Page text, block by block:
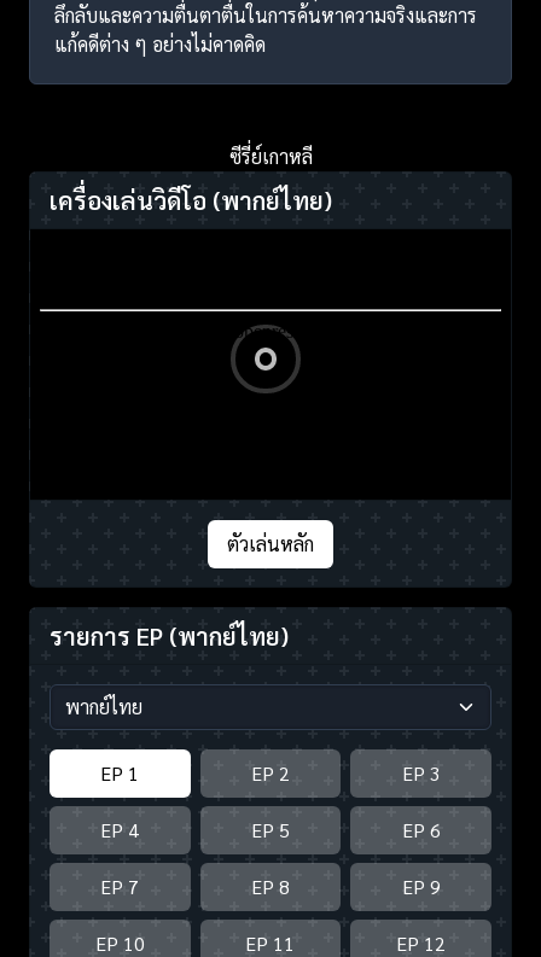
ลึกลับและความตื่นตาตื่นในการค้นหาความจริงและการ
แก้คดีต่าง ๆ อย่างไม่คาดคิด
ซีรี่ย์เกาหลี
เครื่องเล่นวิดีโอ (พากย์ไทย)
ตัวเล่นหลัก
รายการ EP (พากย์ไทย)
EP 1 EP 2 EP 3
EP 4 EP 5 EP 6
EP 7 EP 8 EP 9
EP 10 EP 11 EP 12